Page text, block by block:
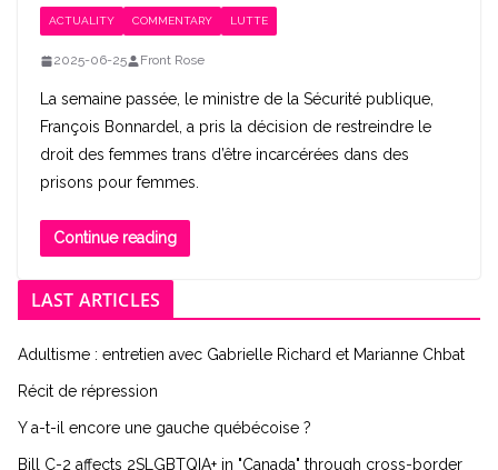
ACTUALITY COMMENTARY LUTTE
2025-06-25 Front Rose
La semaine passée, le ministre de la Sécurité publique,
François Bonnardel, a pris la décision de restreindre le
droit des femmes trans d’être incarcérées dans des
prisons pour femmes.
Continue reading
LAST ARTICLES
Adultisme : entretien avec Gabrielle Richard et Marianne Chbat
Récit de répression
Y a-t-il encore une gauche québécoise ?
Bill C-2 affects 2SLGBTQIA+ in "Canada" through cross-border